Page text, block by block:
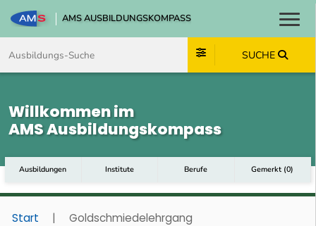
AMS AUSBILDUNGSKOMPASS
SUCHE
Willkommen im
AMS Ausbildungskompass
Ausbildungen Institute Berufe Gemerkt (0)
Start | Goldschmiedelehrgang